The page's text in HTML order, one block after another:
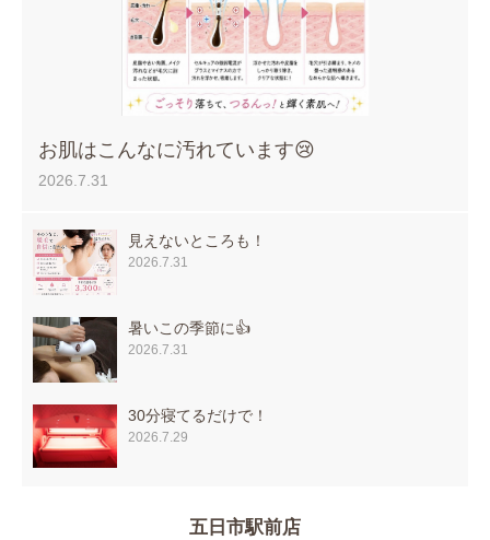
お肌はこんなに汚れています😢
2026.7.31
見えないところも！
2026.7.31
暑いこの季節に👍
2026.7.31
30分寝てるだけで！
2026.7.29
五日市駅前店